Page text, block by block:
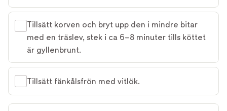
Tillsätt korven och bryt upp den i mindre bitar
med en träslev, stek i ca 6–8 minuter tills köttet
är gyllenbrunt.
Tillsätt fänkålsfrön med vitlök.